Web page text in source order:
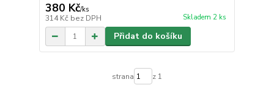
380 Kč/ks
314 Kč bez DPH Skladem 2 ks
Přidat do košíku
strana z 1